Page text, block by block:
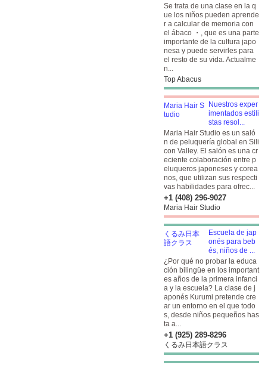
Se trata de una clase en la q
ue los niños pueden aprende
r a calcular de memoria con
el ábaco ・, que es una parte
importante de la cultura japo
nesa y puede servirles para
el resto de su vida. Actualme
n...
Top Abacus
Nuestros exper
imentados estili
stas resol...
Maria Hair Studio es un saló
n de peluquería global en Sili
con Valley. El salón es una cr
eciente colaboración entre p
eluqueros japoneses y corea
nos, que utilizan sus respecti
vas habilidades para ofrec...
+1 (408) 296-9027
Maria Hair Studio
Escuela de jap
onés para beb
és, niños de ...
¿Por qué no probar la educa
ción bilingüe en los important
es años de la primera infanci
a y la escuela? La clase de j
aponés Kurumi pretende cre
ar un entorno en el que todo
s, desde niños pequeños has
ta a...
+1 (925) 289-8296
くるみ日本語クラス